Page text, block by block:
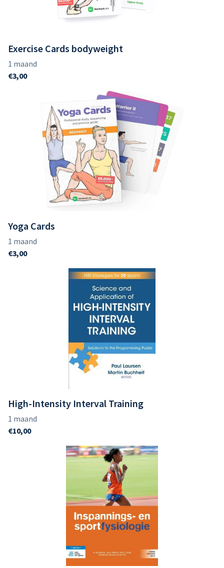
Exercise Cards bodyweight
Yoga Cards
High-Intensity Interval Training